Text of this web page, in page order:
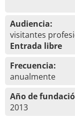
Audiencia:
visitantes
Entrada libre
Frecuencia:
anualmente
Año de
2013